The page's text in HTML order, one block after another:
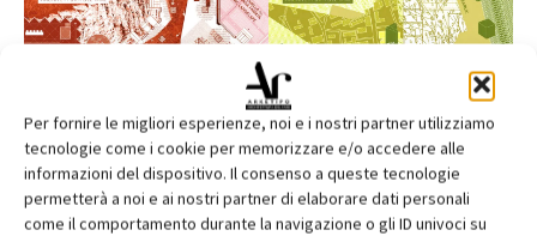
Per fornire le migliori esperienze, noi e i nostri partner utilizziamo
tecnologie come i cookie per memorizzare e/o accedere alle
informazioni del dispositivo. Il consenso a queste tecnologie
permetterà a noi e ai nostri partner di elaborare dati personali
come il comportamento durante la navigazione o gli ID univoci su